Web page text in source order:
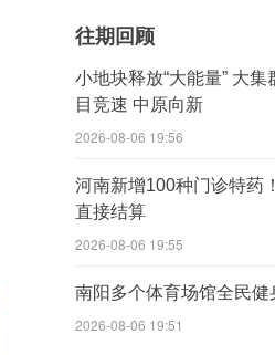
往期回顾
小地块释放“大能量” 大集
目竞速 中原向新
2026-08-06 19:56
河南新增100种门诊特药
直接结算
2026-08-06 19:55
南阳多个体育场馆全民健
2026-08-06 19:51